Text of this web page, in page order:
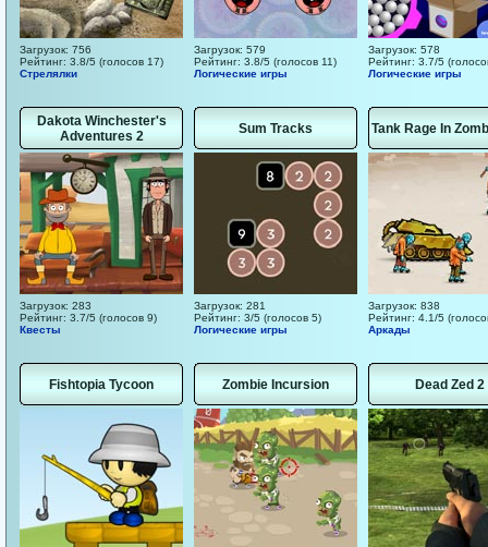
Загрузок: 756
Рейтинг: 3.8/5 (голосов 17)
Стрелялки
Загрузок: 579
Рейтинг: 3.8/5 (голосов 11)
Логические игры
Загрузок: 578
Рейтинг: 3.7/5
Логические игры
Dakota Winchester's
Adventures 2
Загрузок: 283
Рейтинг: 3.7/5 (голосов 9)
Квесты
Sum Tracks
Загрузок: 281
Рейтинг: 3/5 (голосов 5)
Логические игры
Tank Rage In
Загрузок: 838
Рейтинг: 4.1/5
Аркады
Fishtopia Tycoon Zombie Incursion Dead Zed 2